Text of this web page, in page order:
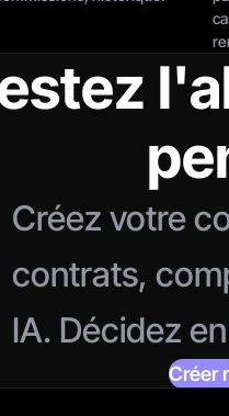
Créez votre
contrats,
IA. Décidez
Créer